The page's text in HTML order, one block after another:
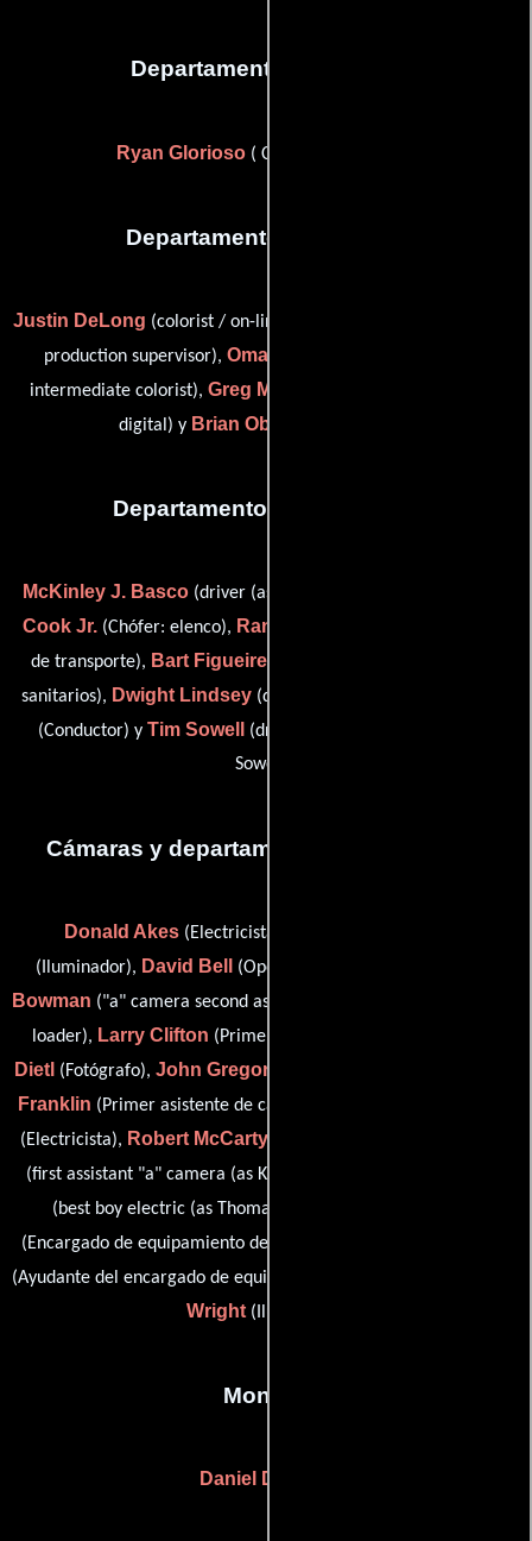
Departamento de reparto
Ryan Glorioso( Casting de locación)
Departamento de editorial
Justin DeLong (colorist / on-line editor),
production supervisor), Omar Godinez
intermediate colorist), Greg Milneck
digital) y Brian Obee
Departamento de transporte
McKinley J. Basco(driver (as McKinley Basco)),
Cook Jr.(Chófer: elenco), Randy Duplechine
de transporte), Bart Figueiredo
sanitarios), Dwight Lindsey (driver: set dress),
(Conductor) y Tim Sowell (driver: stakebed (as Timothy G.
Sowell))
Cámaras y departamento de electricidad
Donald Akes(Electricista),
(Iluminador), David Bell (Operador de generador),
Bowman ("a" camera second assistant),
loader), Larry Clifton (Primer asistente de cámara),
Dietl (Fotógrafo), John Gregory Edwards
Franklin (Primer asistente de cámara),
(Electricista), Robert McCarty
(first assistant "a" camera (as Keith A. Pokorski)),
(best boy electric (as Thomas J. Sebren)),
(Encargado de equipamiento de cámara),
(Ayudante del encargado de equipamientos de cámara) y
Wright(Iluminador)
Montaje
Daniel Duncan